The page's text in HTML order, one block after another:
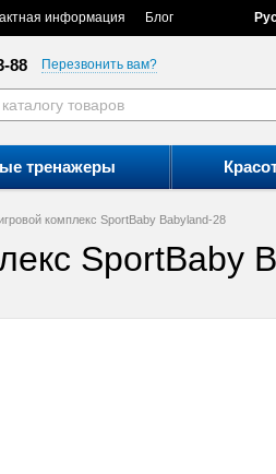
информация Блог
88 Перезвонить вам?
тренажеры
комплекс SportBaby Babyland-28
SportBaby